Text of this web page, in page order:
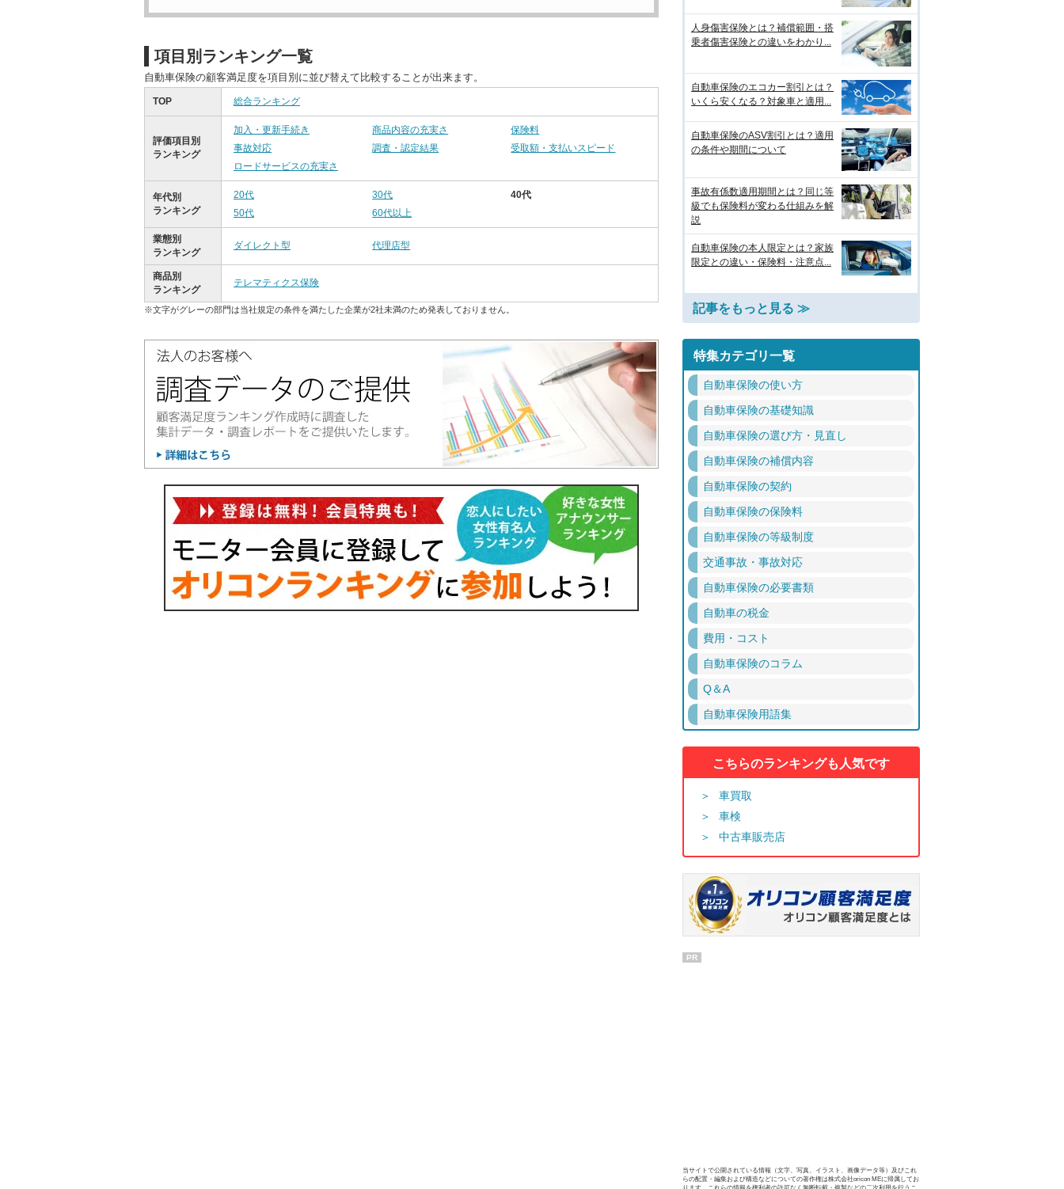
項目別ランキング一覧
自動車保険の顧客満足度を項目別に並び替えて比較することが出来ます。
TOP 総合ランキング
評価項目別
ランキング
加入・更新手続き 商品内容の充実さ
保険料
事故対応
調査・認定結果
受取額・支払いスピード
ロードサービスの充実さ
年代別
ランキング
20代 30代
40代
50代
60代以上
業態別
ランキング
ダイレクト型 代理店型
商品別
ランキング
テレマティクス保険
※文字がグレーの部門は当社規定の条件を満たした企業が2社未満のため発表しておりません。
人身傷害保険とは？補償範囲・搭
乗者傷害保険との違いをわかり...
自動車保険のエコカー割引とは？
いくら安くなる？対象車と適用...
自動車保険のASV割引とは？適用
の条件や期間について
事故有係数適用期間とは？同じ等
級でも保険料が変わる仕組みを解
説
自動車保険の本人限定とは？家族
限定との違い・保険料・注意点...
記事をもっと見る ≫
特集カテゴリ一覧
自動車保険の使い方
自動車保険の基礎知識
自動車保険の選び方・見直し
自動車保険の補償内容
自動車保険の契約
自動車保険の保険料
自動車保険の等級制度
交通事故・事故対応
自動車保険の必要書類
自動車の税金
費用・コスト
自動車保険のコラム
Q＆A
自動車保険用語集
こちらのランキングも人気です
車買取
車検
中古車販売店
PR
当サイトで公開されている情報（文字、写真、イラスト、画像データ等）及びこれ
らの配置・編集および構造などについての著作権は株式会社oricon MEに帰属してお